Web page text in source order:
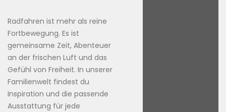
Radfahren ist mehr als reine
Fortbewegung. Es ist
gemeinsame Zeit, Abenteuer
an der frischen Luft und das
Gefühl von Freiheit. In unserer
Familienwelt findest du
Inspiration und die passende
Ausstattung für jede